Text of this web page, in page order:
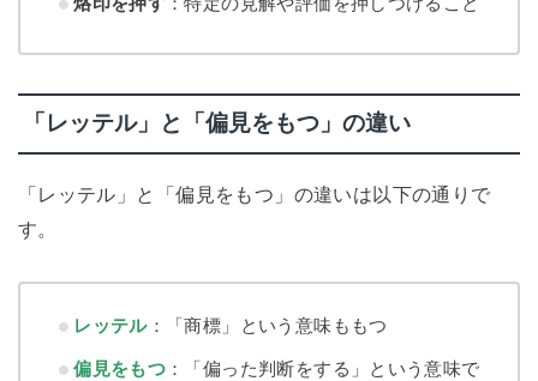
「レッテル」と「偏見をもつ」の違い
「レッテル」と「偏見をもつ」の違いは以下の通りで
す。
レッテル：「商標」という意味ももつ
偏見をもつ ：「偏った判断をする」という意味で